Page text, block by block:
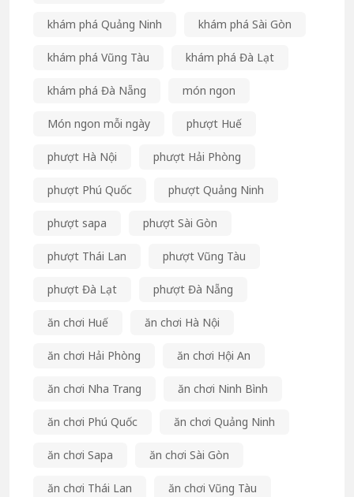
khám phá Quảng Ninh khám phá Sài Gòn
khám phá Vũng Tàu khám phá Đà Lạt
khám phá Đà Nẵng món ngon
Món ngon mỗi ngày phượt Huế
phượt Hà Nội phượt Hải Phòng
phượt Phú Quốc phượt Quảng Ninh
phượt sapa phượt Sài Gòn
phượt Thái Lan phượt Vũng Tàu
phượt Đà Lạt phượt Đà Nẵng
ăn chơi Huế ăn chơi Hà Nội
ăn chơi Hải Phòng ăn chơi Hội An
ăn chơi Nha Trang ăn chơi Ninh Bình
ăn chơi Phú Quốc ăn chơi Quảng Ninh
ăn chơi Sapa ăn chơi Sài Gòn
ăn chơi Thái Lan ăn chơi Vũng Tàu